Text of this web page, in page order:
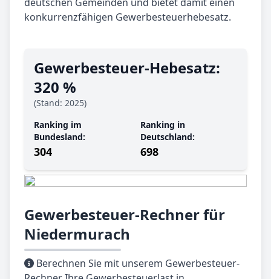
konkurrenzfähigen Gewerbesteuerhebesatz.
Gewerbe­steuer-Hebe­satz:
320 %
(Stand: 2025)
Ranking im
Bundesland:
304
Ranking in
Deutschland:
698
Gewerbesteuer-Rechner für
Niedermurach
Berechnen Sie mit unserem Gewerbesteuer-